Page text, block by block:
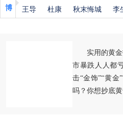
博
王导
杜康 秋末悔城 李
实用的黄
市暴跌人人都
击“金饰”“黄
吗？你想抄底